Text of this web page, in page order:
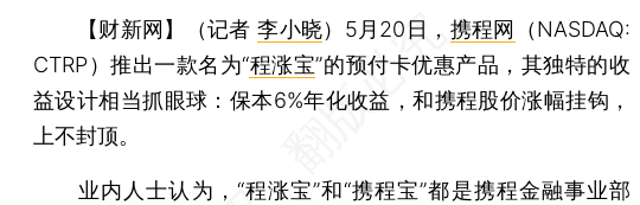
【财新网】（记者李小晓） 5月20日， 携程网
（NASDAQ:
CTRP）推出一款名为“程涨宝”的预付卡优惠产品，其独特的收
益设计相当抓眼球：保本6%年化收益，和携程股价涨幅挂钩，
上不封顶。
业内人士认为，“程涨宝”和“携程宝”都是携程金融事业部